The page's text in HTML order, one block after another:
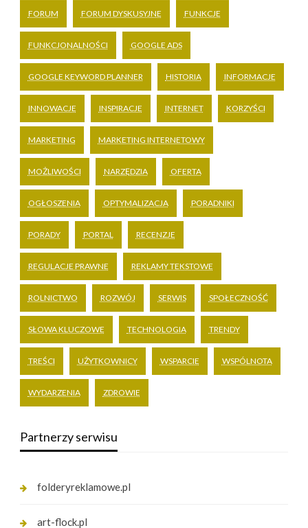
FORUM FORUM DYSKUSYJNE FUNKCJE
FUNKCJONALNOŚCI GOOGLE ADS
GOOGLE KEYWORD PLANNER HISTORIA INFORMACJE
INNOWACJE INSPIRACJE INTERNET KORZYŚCI
MARKETING MARKETING INTERNETOWY
MOŻLIWOŚCI NARZĘDZIA OFERTA
OGŁOSZENIA OPTYMALIZACJA PORADNIKI
PORADY PORTAL RECENZJE
REGULACJE PRAWNE REKLAMY TEKSTOWE
ROLNICTWO ROZWÓJ SERWIS SPOŁECZNOŚĆ
SŁOWA KLUCZOWE TECHNOLOGIA TRENDY
TREŚCI UŻYTKOWNICY WSPARCIE WSPÓLNOTA
WYDARZENIA ZDROWIE
Partnerzy serwisu
folderyreklamowe.pl
art-flock.pl